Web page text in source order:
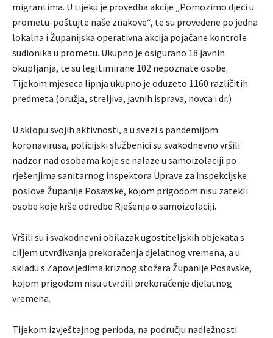
migrantima. U tijeku je provedba akcije „Pomozimo djeci u
prometu-poštujte naše znakove“, te su provedene po jedna
lokalna i Županijska operativna akcija pojačane kontrole
sudionika u prometu. Ukupno je osigurano 18 javnih
okupljanja, te su legitimirane 102 nepoznate osobe.
Tijekom mjeseca lipnja ukupno je oduzeto 1160 različitih
predmeta (oružja, streljiva, javnih isprava, novca i dr.)
U sklopu svojih aktivnosti, a u svezi s pandemijom
koronavirusa, policijski službenici su svakodnevno vršili
nadzor nad osobama koje se nalaze u samoizolaciji po
rješenjima sanitarnog inspektora Uprave za inspekcijske
poslove Županije Posavske, kojom prigodom nisu zatekli
osobe koje krše odredbe Rješenja o samoizolaciji.
Vršili su i svakodnevni obilazak ugostiteljskih objekata s
ciljem utvrđivanja prekoračenja djelatnog vremena, a u
skladu s Zapovijedima kriznog stožera Županije Posavske,
kojom prigodom nisu utvrdili prekoračenje djelatnog
vremena.
Tijekom izvještajnog perioda, na području nadležnosti